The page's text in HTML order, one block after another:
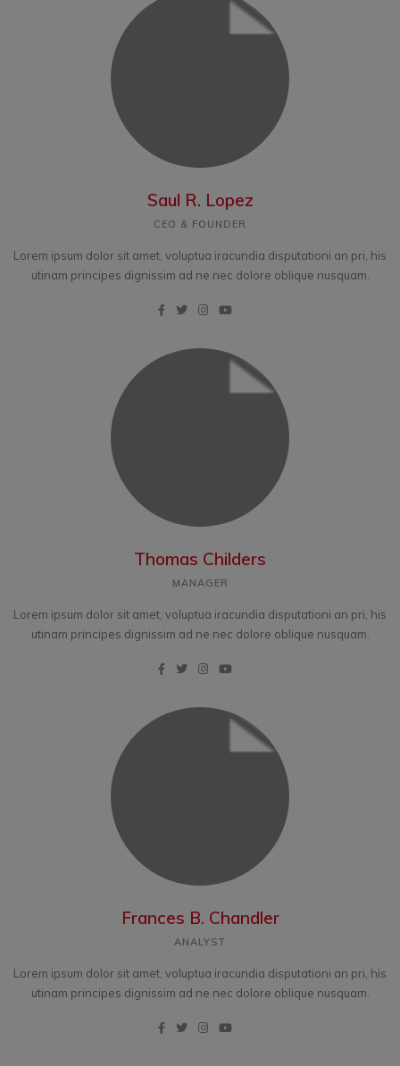
Saul R. Lopez
CEO & FOUNDER
Lorem ipsum dolor sit amet, voluptua iracundia disputationi an pri, his
utinam principes dignissim ad ne nec dolore oblique nusquam.
Thomas Childers
MANAGER
Lorem ipsum dolor sit amet, voluptua iracundia disputationi an pri, his
utinam principes dignissim ad ne nec dolore oblique nusquam.
Frances B. Chandler
ANALYST
Lorem ipsum dolor sit amet, voluptua iracundia disputationi an pri, his
utinam principes dignissim ad ne nec dolore oblique nusquam.